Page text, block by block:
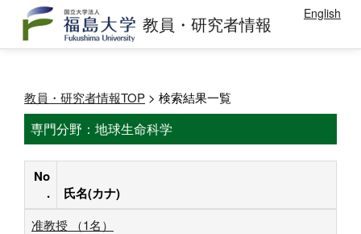
教員・研究者情報 English
教員・研究者情報TOP > 検索結果一覧
専門分野：地球生命科学
No
.
氏名(カナ)
准教授 （1名）